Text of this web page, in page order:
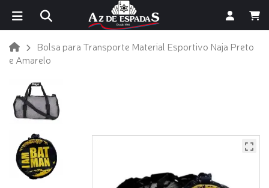
Bolsa para Transporte Material Esportivo Naja Preto
e Amarelo